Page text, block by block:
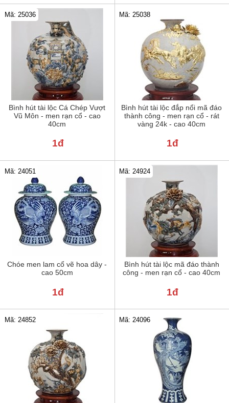
Bình hút tài lộc Cá Chép Vượt
Vũ Môn - men rạn cổ - cao
40cm
Mã: 25036
1đ
Bình hút tài lộc đắp nổi mã đáo
thành công - men rạn cổ - rát
vàng 24k - cao 40cm
Mã: 25038
1đ
Chóe men lam cổ vẽ hoa dây -
cao 50cm
Mã: 24051
1đ
Bình hút tài lộc mã đáo thành
công - men rạn cổ - cao 40cm
Mã: 24924
1đ
Mã: 24852 Mã: 24096